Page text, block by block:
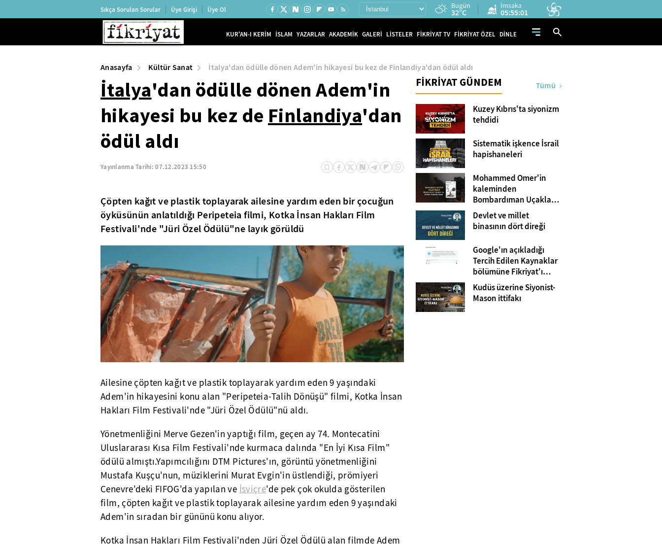
Sıkça Sorulan Sorular Üye Girişi Üye Ol Bugün
32°C
İmsaka
05:55:00
KUR'AN-I KERİM İSLAM YAZARLAR AKADEMİK GALERİ LİSTELER FİKRİYAT TV FİKRİYAT ÖZEL DİNLE
Anasayfa Kültür Sanat İtalya'dan ödülle dönen Adem'in hikayesi bu kez de Finlandiya'dan ödül aldı
İtalya'dan ödülle dönen Adem'in
hikayesi bu kez de Finlandiya'dan
ödül aldı
Yayınlanma Tarihi:07.12.2023 15:50
Çöpten kağıt ve plastik toplayarak ailesine yardım eden bir çocuğun
öyküsünün anlatıldığı Peripeteia filmi, Kotka İnsan Hakları Film
Festivali'nde "Jüri Özel Ödülü"ne layık görüldü
Ailesine çöpten kağıt ve plastik toplayarak yardım eden 9 yaşındaki
Adem'in hikayesini konu alan "Peripeteia-Talih Dönüşü" filmi, Kotka İnsan
Hakları Film Festivali'nde "Jüri Özel Ödülü"nü aldı.
Yönetmenliğini Merve Gezen'in yaptığı film, geçen ay 74. Montecatini
Uluslararası Kısa Film Festivali'nde kurmaca dalında "En İyi Kısa Film"
ödülü almıştı.Yapımcılığını DTM Pictures'ın, görüntü yönetmenliğini
Mustafa Kuşçu'nun, müziklerini Murat Evgin'in üstlendiği, prömiyeri
Cenevre'deki FIFOG'da yapılan ve İsviçre'de pek çok okulda gösterilen
film, çöpten kağıt ve plastik toplayarak ailesine yardım eden 9 yaşındaki
Adem'in sıradan bir gününü konu alıyor.
Kotka İnsan Hakları Film Festivali'nden Jüri Özel Ödülü alan filmde Adem
FİKRİYAT GÜNDEM Tümü
Kuzey Kıbrıs'ta siyonizm
tehdidi
Sistematik işkence İsrail
hapishaneleri
Mohammed Omer'in
kaleminden
Bombardıman Uçakları
ve Tanklar Arasında
Gazze
Devlet ve millet
binasının dört direği
Google'ın açıkladığı
Tercih Edilen Kaynaklar
bölümüne Fikriyat'ı
eklemeyi unutmayın!
Kudüs üzerine Siyonist-
Mason ittifakı